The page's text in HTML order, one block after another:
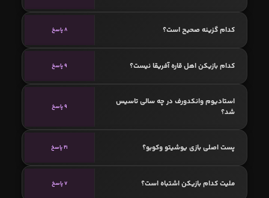
کدام گزینه صحیح است؟ 8 پاسخ
کدام بازیکن اهل قاره آفریقا نیست؟ 9 پاسخ
استادیوم وانکدورف در چه سالی تاسیس
شد؟
9 پاسخ
پست اصلی بازی یوشیتو وکوبو؟ 21 پاسخ
ملیت کدام بازیکن اشتباه است؟ 7 پاسخ